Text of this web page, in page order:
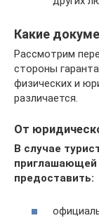
Какие
Рассмотрим
стороны
физических и
различается.
От
В случае
приглашающей
предоставить: